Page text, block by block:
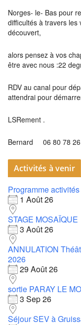
Norges- le- Bas pour
difficultés à travers les
découvert,
alors pensez à vos
être avec nous :22
RDV au canal pour
attendrai pour
LSRement .
Bernard 06 80 78 26
Activités à venir
Programme
1 Août 26
STAGE MOSAÏQUE
3 Août 26
ANNULATION
2026
29 Août 26
sortie PARAY LE
3 Sep 26
Séjour SEV à